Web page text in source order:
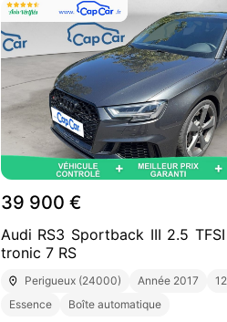
39 900 €
Audi RS3 Sportback III 2.5
tronic 7 RS
Perigueux (24000) Année 2017
Essence
Boîte automatique